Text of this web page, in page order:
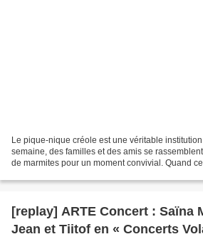
Le pique‑nique créole est une véritable
semaine, des familles et des amis se
de marmites pour un moment convivial. Quand
[replay] ARTE Concert : Saïna
Jean et Tiitof en « Concerts